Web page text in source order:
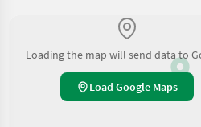
Loading the map will send data to
Load Google Maps